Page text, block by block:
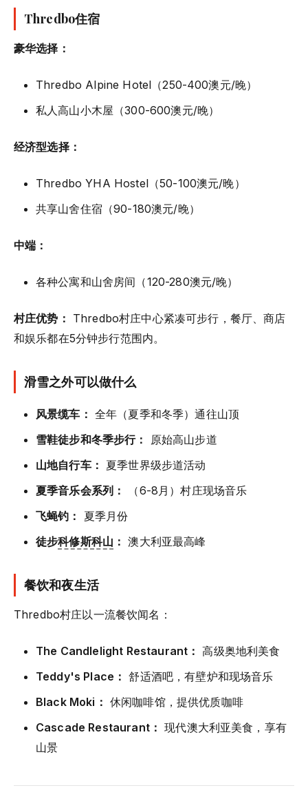
Thredbo住宿
豪华选择：
Thredbo Alpine Hotel（250-400澳元/晚）
私人高山小木屋（300-600澳元/晚）
经济型选择：
Thredbo YHA Hostel（50-100澳元/晚）
共享山舍住宿（90-180澳元/晚）
中端：
各种公寓和山舍房间（120-280澳元/晚）
村庄优势： Thredbo村庄中心紧凑可步行，餐厅、商店
和娱乐都在5分钟步行范围内。
滑雪之外可以做什么
风景缆车： 全年（夏季和冬季）通往山顶
雪鞋徒步和冬季步行：
原始高山步道
山地自行车： 夏季世界级步道活动
夏季音乐会系列：
（6-8月）村庄现场音乐
飞蝇钓：
夏季月份
徒步科修斯科山 ： 澳大利亚最高峰
餐饮和夜生活
Thredbo村庄以一流餐饮闻名：
The Candlelight Restaurant： 高级奥地利美食
Teddy's Place： 舒适酒吧，有壁炉和现场音乐
Black Moki： 休闲咖啡馆，提供优质咖啡
Cascade Restaurant： 现代澳大利亚美食，享有
山景